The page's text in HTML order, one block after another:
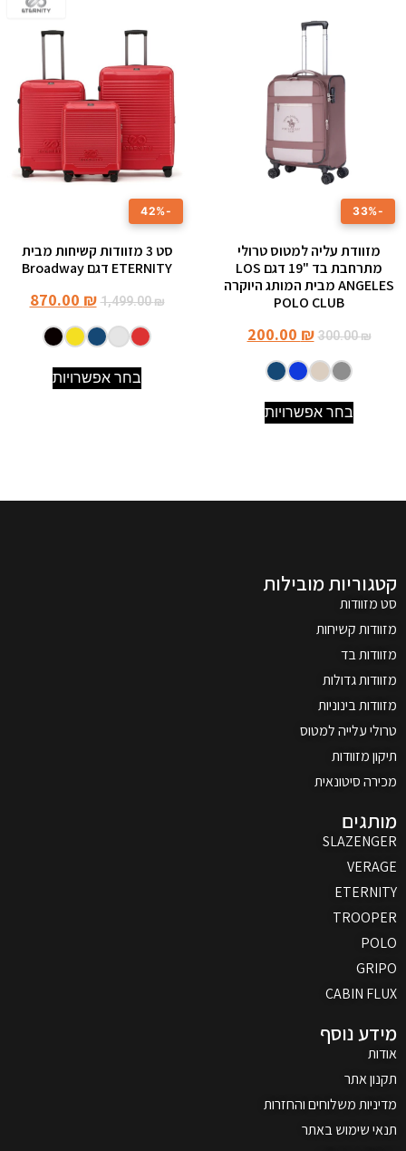
-33%
מזוודת עליה למטוס טרולי
מתרחבת בד "19 דגם LOS
ANGELES מבית המותג היוקרה
POLO CLUB
300.00₪
200.00 ₪
בחר אפשרויות
-42%
סט 3 מזוודות קשיחות מבית
ETERNITY דגם Broadway
1,499.00₪
870.00 ₪
בחר אפשרויות
קטגוריות מובילות
סט מזוודות
מזוודות קשיחות
מזוודות בד
מזוודות גדולות
מזוודות בינוניות
טרולי עלייה למטוס
תיקון מזוודות
מכירה סיטונאית
מותגים
SLAZENGER
VERAGE
ETERNITY
TROOPER
POLO
GRIPO
CABIN FLUX
מידע נוסף
אודות
תקנון אתר
מדיניות משלוחים והחזרות
תנאי שימוש באתר